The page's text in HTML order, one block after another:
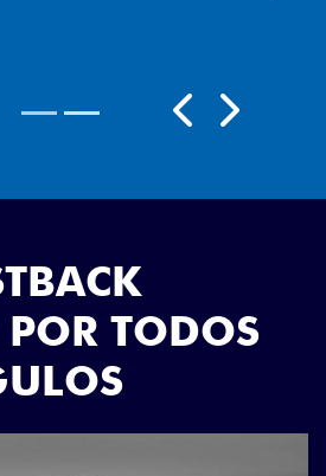
18"
TODOS